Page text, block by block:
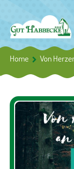
Home Von